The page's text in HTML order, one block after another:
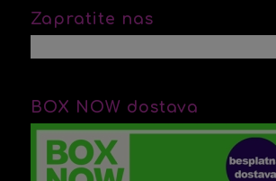
Zapratite nas
BOX NOW dostava